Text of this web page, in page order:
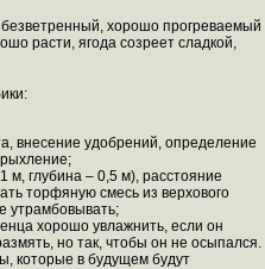
хорошо прогреваемый
расти, ягода созреет сладкой,
внесение удобрений, определение
рыхление;
м, глубина – 0,5 м), расстояние
торфяную смесь из верхового
утрамбовывать;
хорошо увлажнить, если он
но так, чтобы он не осыпался.
которые в будущем будут